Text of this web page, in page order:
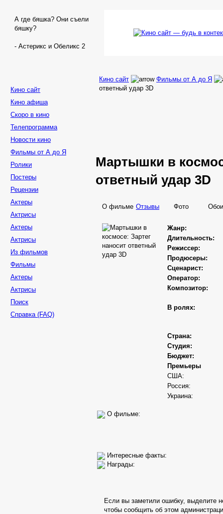
А где бяшка? Они съели
бяшку?
- Астерикс и Обеликс 2
Кино сайт
Кино афиша
Скоро в кино
Телепрограмма
Новости кино
Фильмы от А до Я
Ролики
Постеры
Рецензии
Актеры
Актрисы
Актеры
Актрисы
Из фильмов
Фильмы
Актеры
Актрисы
Поиск
Справка (FAQ)
Кино сайт
Фильмы от А до Я
ответный удар 3D
Мартышки в
ответный удар 3D
О фильме Отзывы Фото Обои
Жанр:
Длительность:
Режиссер:
Продюсеры:
Сценарист:
Оператор:
Композитор:
В ролях:
Страна:
Студия:
Бюджет:
Премьеры
США:
Россия:
Украина:
О фильме:
Интересные факты:
Награды:
Если вы заметили ошибку, выделите
чтобы сообщить об этом